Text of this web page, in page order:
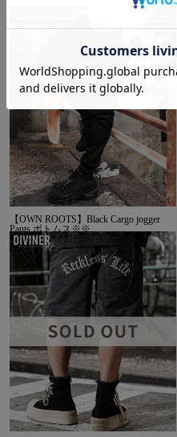
【OWN ROOTS】Black Cargo jogger
Pants ボトムス※※